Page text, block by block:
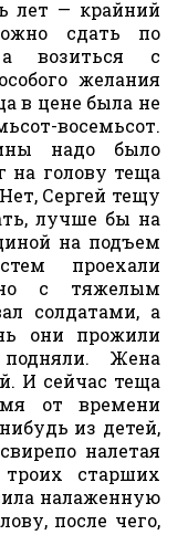
лет — крайний
сдать по
возиться с
желания
в цене была не
восемьсот.
надо было
на голову теща
Сергей тещу
лучше бы на
на подъем
проехали
но с тяжелым
солдатами, а
они прожили
Жена
И сейчас теща
от времени
из детей,
налетая
старших
налаженную
после чего,